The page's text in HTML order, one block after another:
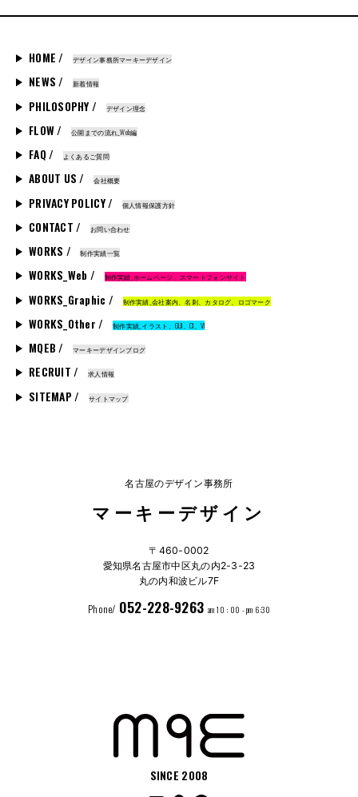
HOME / デザイン事務所マーキーデザイン
NEWS / 新着情報
PHILOSOPHY / デザイン理念
FLOW / 公開までの流れ_Web編
FAQ / よくあるご質問
ABOUT US / 会社概要
PRIVACY POLICY / 個人情報保護方針
CONTACT / お問い合わせ
WORKS / 制作実績一覧
WORKS_Web / 制作実績_ホームページ、スマートフォンサイト
WORKS_Graphic / 制作実績_会社案内、名刺、カタログ、ロゴマーク
WORKS_Other / 制作実績_イラスト、GUI、CI、VI
MQEB / マーキーデザインブログ
RECRUIT / 求人情報
SITEMAP / サイトマップ
名古屋のデザイン事務所
マーキーデザイン
〒460-0002
愛知県名古屋市中区丸の内2-3-23
丸の内和波ビル7F
Phone/ 052-228-9263 am 10 : 00 - pm 6:30
SINCE 2008